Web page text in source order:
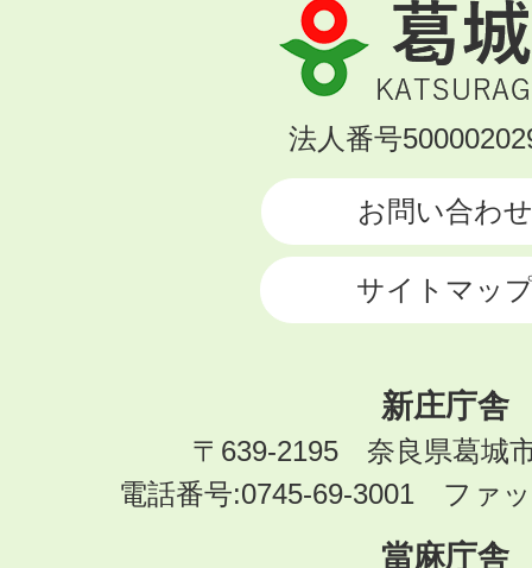
葛
城
市
KATSURAGI
法人番号
お問い合わせ
サイトマッ
新庄庁舎
〒639-2195 奈良県葛城
電話番号:0745-69-3001 ファ
當麻庁舎